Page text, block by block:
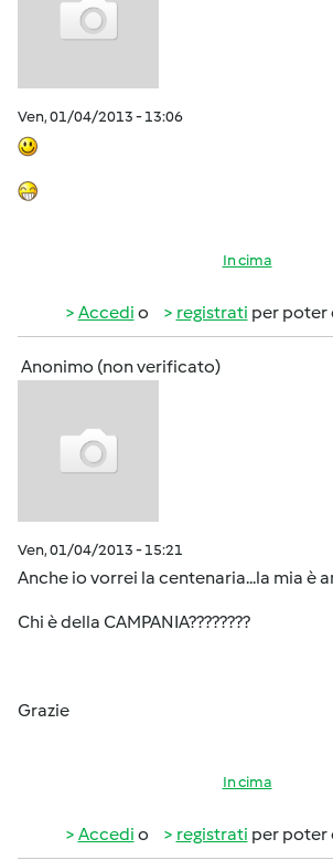
Ven, 01/04/2013 - 13:06
In cima
Accedi o registrati per poter
Anonimo (non verificato)
Ven, 01/04/2013 - 15:21
Anche io vorrei la centenaria...la mia è
Chi è della CAMPANIA????????
Grazie
In cima
Accedi o registrati per poter